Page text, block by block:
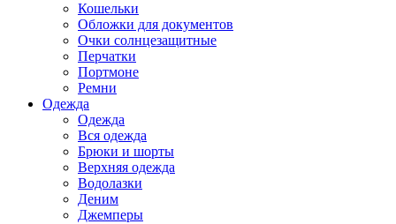
Кошельки
Обложки для документов
Очки солнцезащитные
Перчатки
Портмоне
Ремни
Одежда
Одежда
Вся одежда
Брюки и шорты
Верхняя одежда
Водолазки
Деним
Джемперы